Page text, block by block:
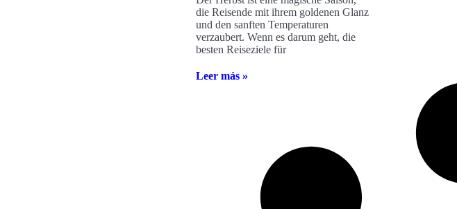
die Reisende mit ihrem goldenen Glanz
und den sanften Temperaturen
verzaubert. Wenn es darum geht, die
besten Reiseziele für
Leer más »